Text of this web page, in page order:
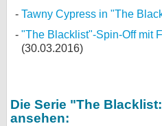
Tawny Cypress in "The
"The Blacklist"-Spin-Off mit
(30.03.2016)
Die Serie "The
ansehen: